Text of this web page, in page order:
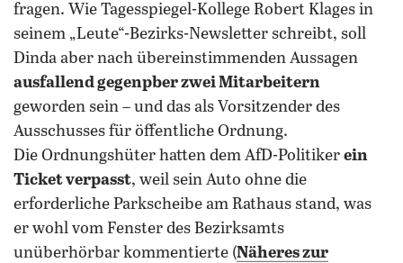
fragen. Wie Tagesspiegel-Kollege Robert Klages in
seinem „Leute“-Bezirks-Newsletter schreibt, soll
Dinda aber nach übereinstimmenden Aussagen
ausfallend gegenpber zwei Mitarbeitern
geworden sein – und das als Vorsitzender des
Ausschusses für öffentliche Ordnung.
Die Ordnungshüter hatten dem AfD-Politiker ein
Ticket verpasst, weil sein Auto ohne die
erforderliche Parkscheibe am Rathaus stand, was
er wohl vom Fenster des Bezirksamts
unüberhörbar kommentierte (Näheres zur